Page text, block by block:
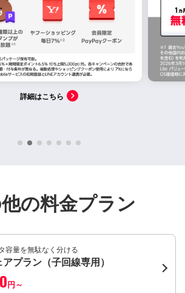
詳細はこちら
の料金プラン
容量を無駄なく分ける
アプラン（子回線専用）
0円～